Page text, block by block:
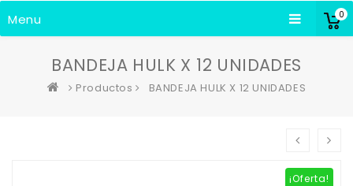
0
Menu
BANDEJA HULK X 12 UNIDADES
Productos BANDEJA HULK X 12 UNIDADES
¡Oferta!